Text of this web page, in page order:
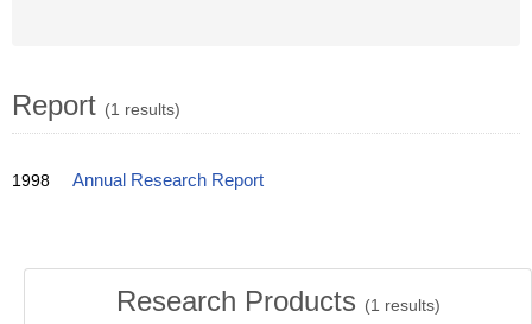
Report (1 results)
1998 Annual Research Report
Research Products (1 results)